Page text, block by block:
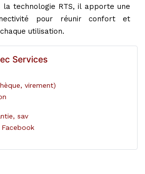
la technologie RTS, il apporte une
pour réunir confort et
utilisation.
Services
virement)
sav